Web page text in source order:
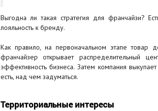
Выгодна ли такая стратегия для франчайзи?
лояльность к бренду.
Как правило, на первоначальном этапе товар
франчайзер открывает распределительный
эффективность бизнеса. Затем компания
есть, над чем задуматься.
Территориальные интересы